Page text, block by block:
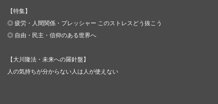
【特集】
◎ 疲労・人間関係・プレッシャー このストレスどう抜こう
◎ 自由・民主・信仰のある世界へ
【大川隆法・未来への羅針盤】
人の気持ちが分からない人は人が使えない